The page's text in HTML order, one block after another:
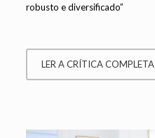
robusto e diversificado”
LER A CRÍTICA COMPLETA